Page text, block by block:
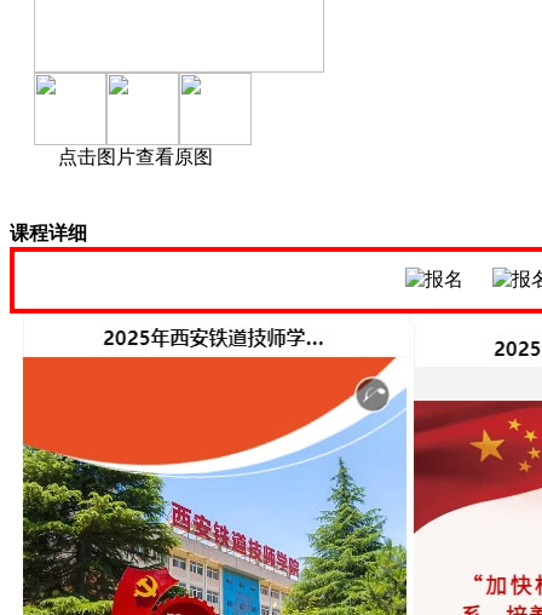
点击图片查看原图
课程详细